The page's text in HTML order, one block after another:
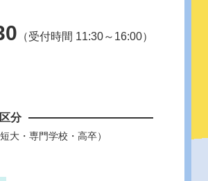
（受付時間 11:30～16:00）
分
大・専門学校・高卒）